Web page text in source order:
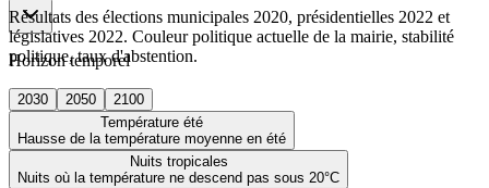
Horizon temporel
2030 2050
2100
Température été
Hausse de la température moyenne en été
Nuits tropicales
Nuits où la température ne descend pas sous 20°C
Résultats des élections municipales 2020, présidentielles 2022 et
législatives 2022. Couleur politique actuelle de la mairie, stabilité
politique, taux d'abstention.